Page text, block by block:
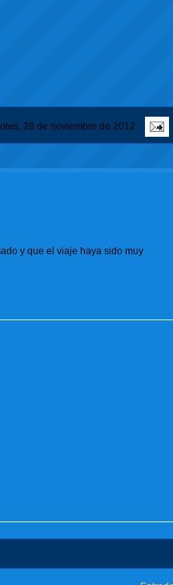
28 de noviembre de 2012
y que el viaje haya sido muy